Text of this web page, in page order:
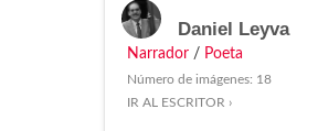
Daniel Leyva
Narrador / Poeta
Número de imágenes: 18
IR AL ESCRITOR ›